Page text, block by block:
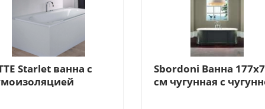
Starlet ванна с
Sbordoni Ванна
см чугунная с